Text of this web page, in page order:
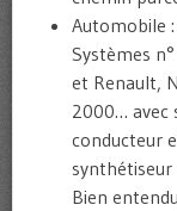
Automobile
Systèmes
et Renault,
2000… avec
conducteur
synthétiseur
Bien